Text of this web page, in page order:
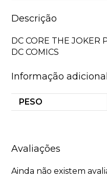
Descrição
DC CORE THE JOKER
DC COMICS
Informação adicional
PESO
Avaliações
Ainda não existem